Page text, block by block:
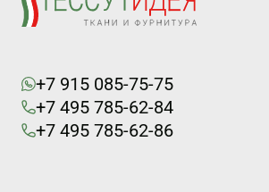
+7 915 085-75-75
+7 495 785-62-84
+7 495 785-62-86